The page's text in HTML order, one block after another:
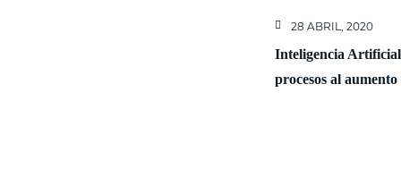
28 ABRIL, 2020
Inteligencia
procesos al